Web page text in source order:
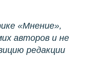
«Мнение»,
авторов и не
редакции